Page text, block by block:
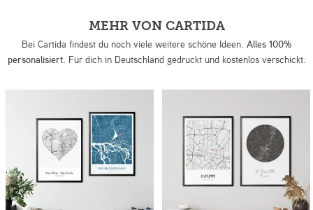
MEHR VON CARTIDA
Bei Cartida findest du noch viele weitere schöne Ideen. Alles 100%
personalisiert. Für dich in Deutschland gedruckt und kostenlos verschickt.